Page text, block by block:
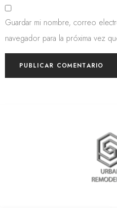
Guardar mi nombre, correo
navegador para la próxima vez